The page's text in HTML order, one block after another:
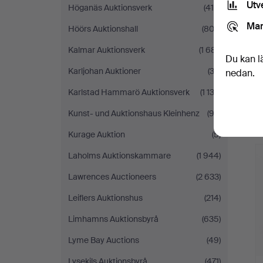
Höganäs Auktionsverk
(418)
Höörs Auktionshall
(802)
Kalmar Auktionsverk
(1 681)
Karljohan Auktioner
(32)
Karlstad Hammarö Auktionsverk
(1 133)
Kunst- und Auktionshaus Kleinhenz
(92)
Kurage Auktion
(5)
Laholms Auktionskammare
(1 944)
Lawrences Auctioneers
(2 633)
Leiflers Auktionshus
(214)
Limhamns Auktionsbyrå
(635)
Lyme Bay Auctions
(49)
Du kan
nedan.